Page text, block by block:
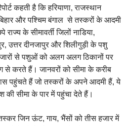
कहती है कि हरियाणा, राजस्थान
और पश्चिम बंगाल से तस्करों के आदमी
के सीमावर्ती जिलों नाडिया,
उत्तर दीनजापुर और शिलीगुड़ी के पशु
से पशुओं को अलग अलग ठिकानों पर
करते हैं। जानवरों को सीमा के करीब
पहुंचते हैं जो तस्करों के अपने आदमी हैं, ये
सीमा के पार में पहुंचा देते हैं।
जिन ऊंट, गाय, भैंसों को तीस हजार में